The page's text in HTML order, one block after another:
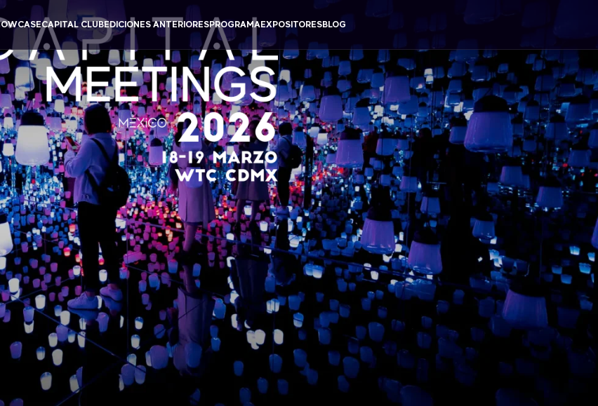
CAPITAL CLUBEDICIONES ANTERIORESPROGRAMAEXPOSITORESBLOG